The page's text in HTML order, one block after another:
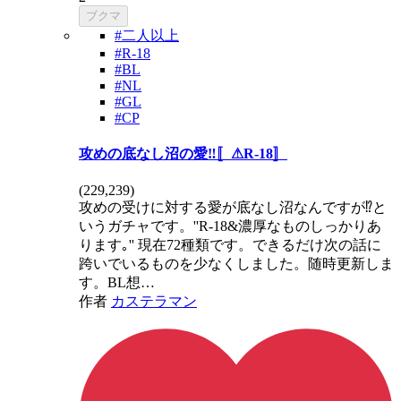
ブクマ
#二人以上
#R-18
#BL
#NL
#GL
#CP
攻めの底なし沼の愛‼️〚⚠R-18〛
(229,239)
攻めの受けに対する愛が底なし沼なんですが⁉️と
いうガチャです。''R-18&濃厚なものしっかりあ
ります｡'' 現在72種類です。できるだけ次の話に
跨いでいるものを少なくしました。随時更新しま
す。BL想…
作者 カステラマン